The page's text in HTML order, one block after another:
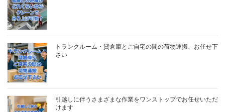
トランクルーム・貸倉庫とご自宅の間の荷物運搬、お任せ下
さい
引越しに伴うさまざまな作業をワンストップでお任せいただ
けます